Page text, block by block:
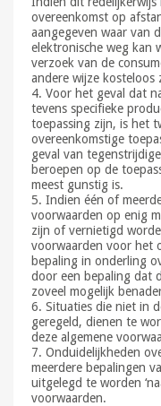
overeenkomst op
aangegeven waar van
elektronische weg kan
verzoek van de
andere wijze
4. Voor het geval dat
tevens specifieke
toepassing zijn, is het
overeenkomstige
geval van
beroepen op de
meest gunstig is.
5. Indien één of
voorwaarden op enig
zijn of vernietigd
voorwaarden voor het
bepaling in onderling
door een bepaling dat
zoveel mogelijk
6. Situaties die niet in
geregeld, dienen te
deze algemene
7. Onduidelijkheden
meerdere bepalingen
uitgelegd te worden
voorwaarden.